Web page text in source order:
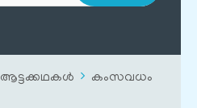
ആട്ടക്കഥകൾ
കംസവധം